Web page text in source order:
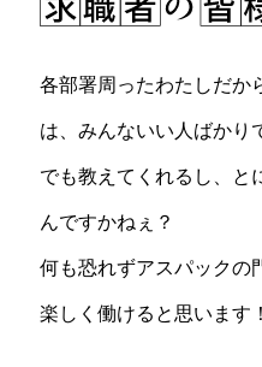
各部署周ったわたしだか
は、みんないい人ばかり
でも教えてくれるし、と
んですかねぇ？
何も恐れずアスパックの
楽しく働けると思います！